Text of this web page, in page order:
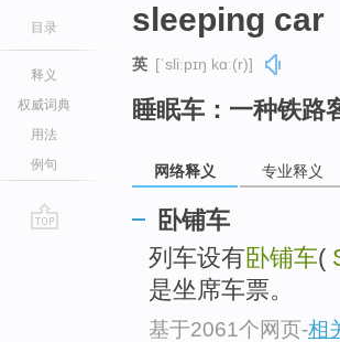
目录
释义
权威词典
用法
例句
sleeping car
英 [ˈsliːpɪŋ kɑː(r)]
睡眠车：一种铁路
网络释义 专业释义
卧铺车
列车设有卧铺车(
是坐席车票。
基于2061个网页-相